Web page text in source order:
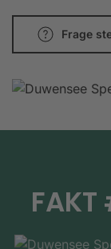
Frage
FAKT